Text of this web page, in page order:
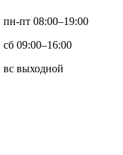
пн-пт 08:00–19:00
сб 09:00–16:00
вс выходной